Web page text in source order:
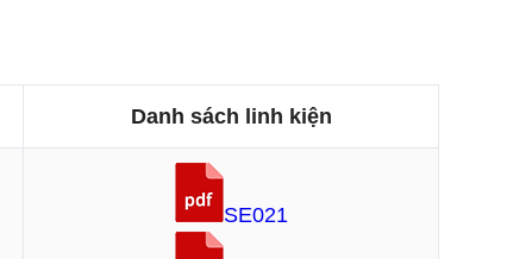
Danh sách linh kiện
SE021